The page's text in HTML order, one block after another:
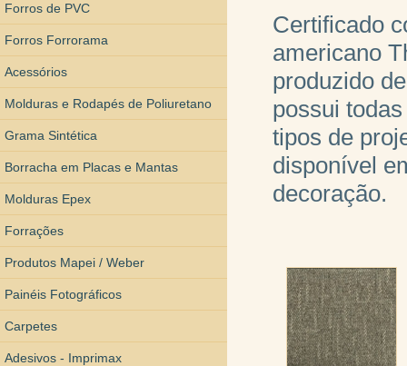
Forros de PVC
Forros Forrorama
Acessórios
Molduras e Rodapés de Poliuretano
Grama Sintética
Borracha em Placas e Mantas
Molduras Epex
Forrações
Produtos Mapei / Weber
Painéis Fotográficos
Carpetes
Adesivos - Imprimax
Certificado
americano
produzido
possui
tipos de
disponível
decoração.